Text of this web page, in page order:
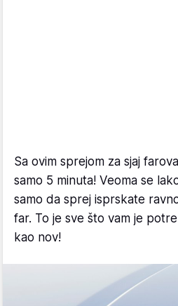
Sa ovim sprejom za sjaj
samo 5 minuta! Veoma se
samo da sprej isprskate
far. To je sve što vam je
kao nov!